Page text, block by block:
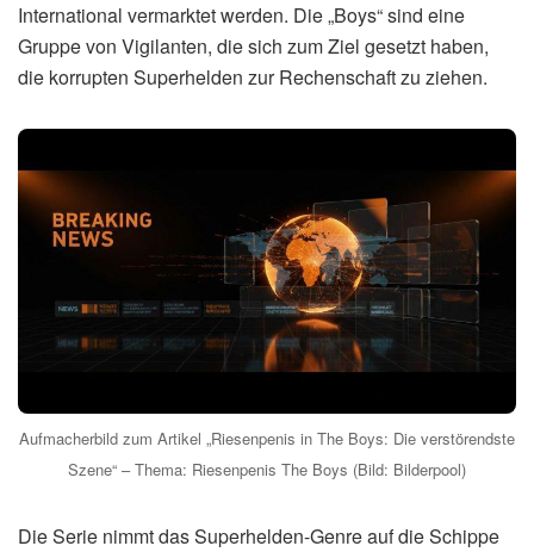
International vermarktet werden. Die „Boys“ sind eine
Gruppe von Vigilanten, die sich zum Ziel gesetzt haben,
die korrupten Superhelden zur Rechenschaft zu ziehen.
Aufmacherbild zum Artikel „Riesenpenis in The Boys: Die verstörendste
Szene“ – Thema: Riesenpenis The Boys (Bild: Bilderpool)
Die Serie nimmt das Superhelden-Genre auf die Schippe